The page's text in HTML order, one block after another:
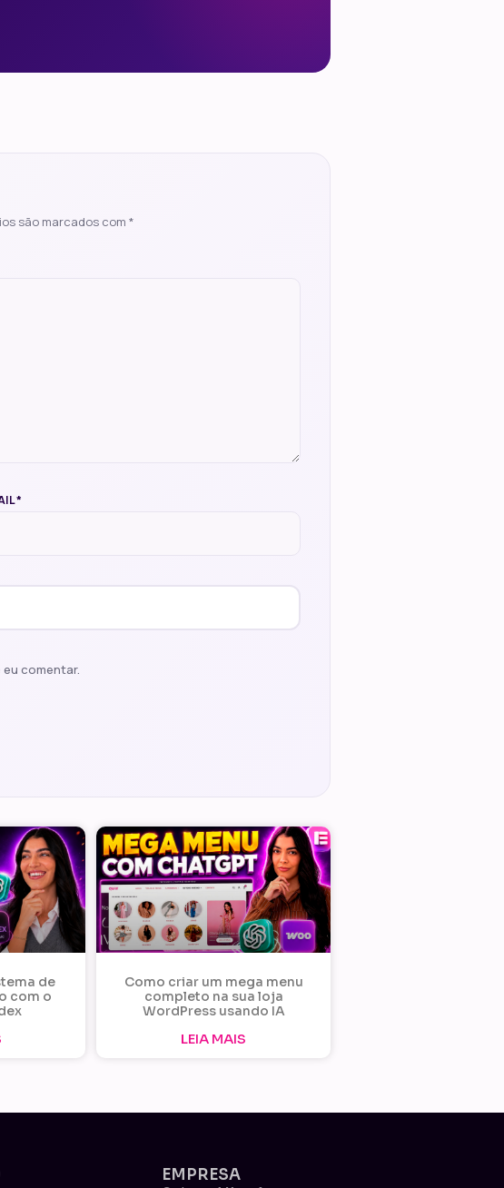
são marcados com*
*
comentar.
de
com o
Como criar um mega menu
completo na sua loja
WordPress usando IA
LEIA MAIS
EMPRESA